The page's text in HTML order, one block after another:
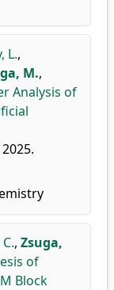
L.,
M.,
Analysis of
, Zsuga,
of
Block